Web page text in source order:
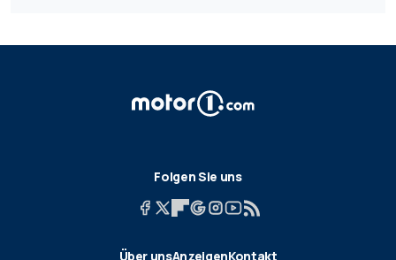
Folgen Sie uns
Über unsAnzeigenKontakt